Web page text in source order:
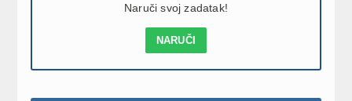
Naruči svoj zadatak!
NARUČI